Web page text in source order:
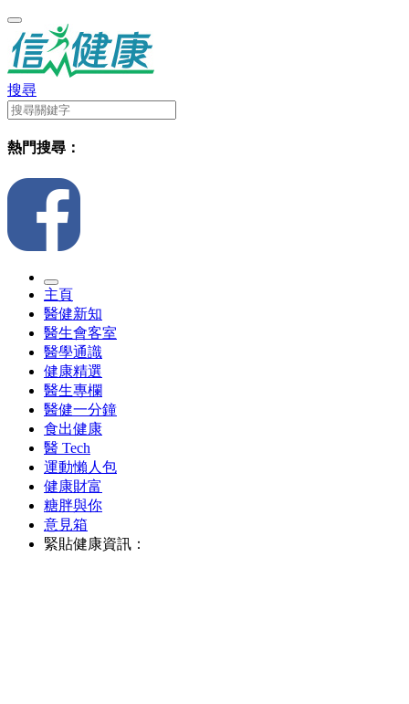
搜尋
熱門搜尋：
主頁
醫健新知
醫生會客室
醫學通識
健康精選
醫生專欄
醫健一分鐘
食出健康
醫 Tech
運動懶人包
健康財富
糖胖與你
意見箱
緊貼健康資訊：